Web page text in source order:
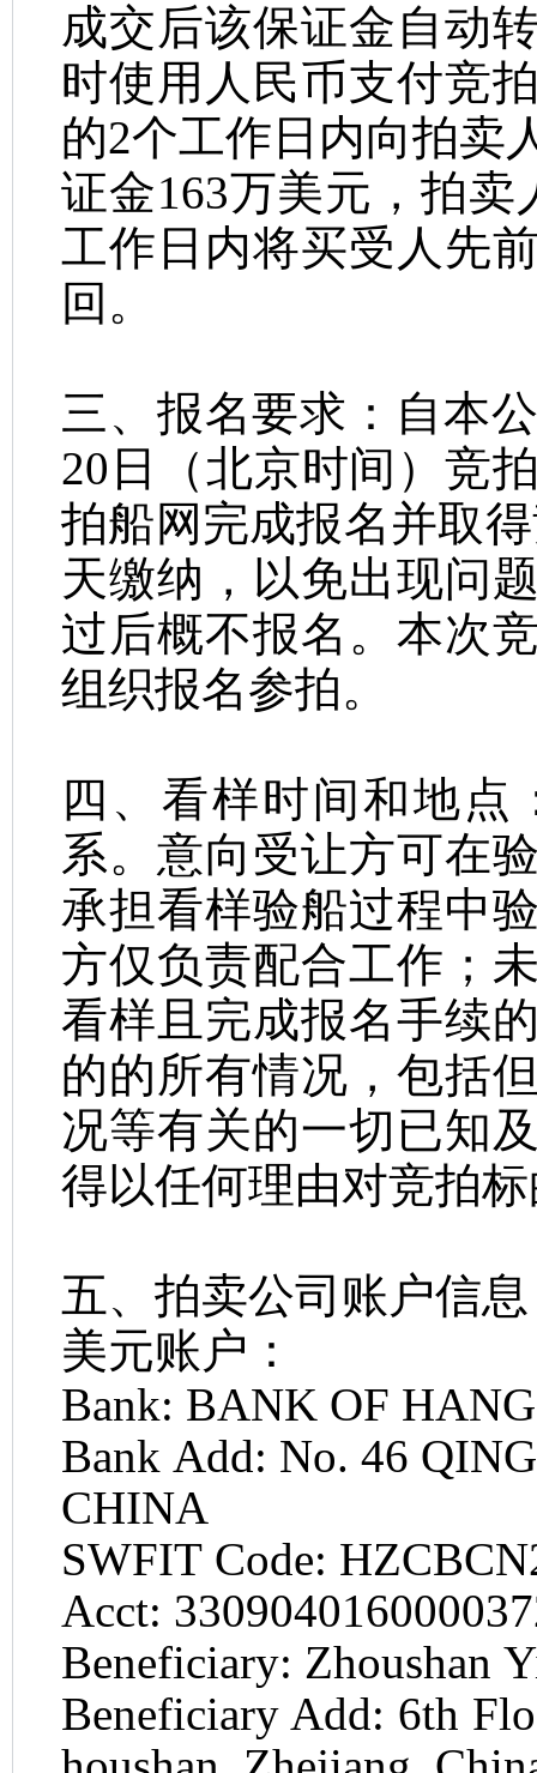
成交后该保证金自动
时使用人民币支付竞
的2个工作日内向拍卖
证金163万美元，拍卖
工作日内将买受人先
回。
三、报名要求：自本
20 日（北京时间）竞
拍船网完成报名并取
天缴纳，以免出现问
过后概不报名。本次
组织报名参拍。
四、看样时间和地点
系。意向受让方可在
承担看样验船过程中
方仅负责配合工作 ；
看样且完成报名手续
的的所有情况，包括
况等有关的一切已知
得以任何理由对竞拍
五、拍卖公司账户信
美元账户：
Bank: BANK OF
Bank Add: No. 46
CHINA
SWFIT Code:
Acct:
Beneficiary: Zhoushan
Beneficiary Add: 6th